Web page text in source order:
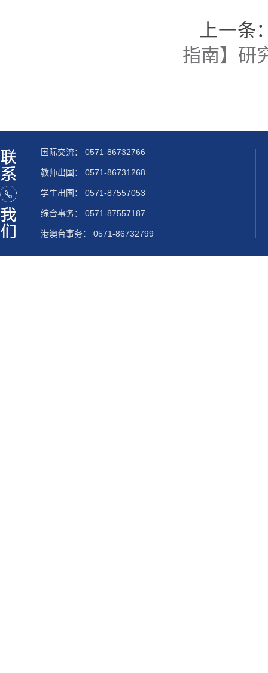
上一条
指南】研
国际交流： 0571-86732766
教师出国： 0571-86731268
学生出国： 0571-87557053
综合事务： 0571-87557187
港澳台事务： 0571-86732799